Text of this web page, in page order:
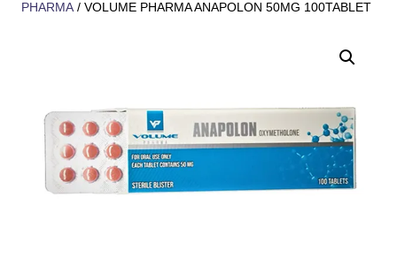
PHARMA / VOLUME PHARMA ANAPOLON 50MG 100TABLET